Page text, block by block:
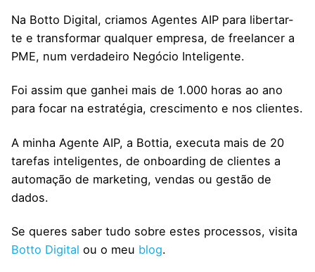
Na Botto Digital, criamos Agentes AIP para libertar-
te e transformar qualquer empresa, de freelancer a
PME, num verdadeiro Negócio Inteligente.
Foi assim que ganhei mais de 1.000 horas ao ano
para focar na estratégia, crescimento e nos clientes.
A minha Agente AIP, a Bottia, executa mais de 20
tarefas inteligentes, de onboarding de clientes a
automação de marketing, vendas ou gestão de
dados.
Se queres saber tudo sobre estes processos, visita
Botto Digital ou o meu blog.